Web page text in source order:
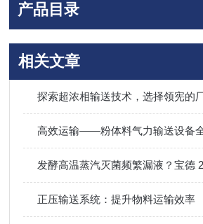
产品目录
相关文章
探索超浓相输送技术，选择领宪的
高效运输——粉体料气力输送设备
正压输送系统：提升物料运输效率